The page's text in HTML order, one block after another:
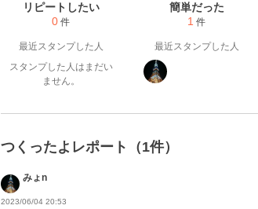
リピートしたい
0 件
最近スタンプした人
スタンプした人はまだい
ません。
簡単だった
1 件
最近スタンプした人
つくったよレポート（1件）
みょn
2023/06/04 20:53